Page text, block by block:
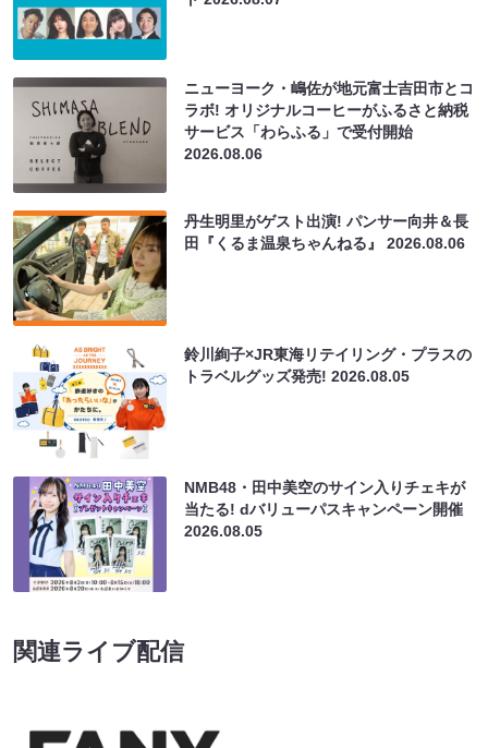
ニューヨーク・嶋佐が地元富士吉田市とコ
ラボ! オリジナルコーヒーがふるさと納税
サービス「わらふる」で受付開始
2026.08.06
丹生明里がゲスト出演! パンサー向井＆長
田『くるま温泉ちゃんねる』2026.08.06
鈴川絢子×JR東海リテイリング・プラスの
トラベルグッズ発売!2026.08.05
NMB48・田中美空のサイン入りチェキが
当たる! dバリューパスキャンペーン開催
2026.08.05
関連ライブ配信